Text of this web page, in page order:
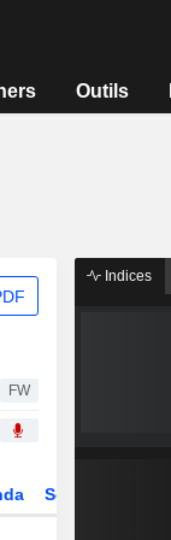
Outils
FW
Secteur
Indices